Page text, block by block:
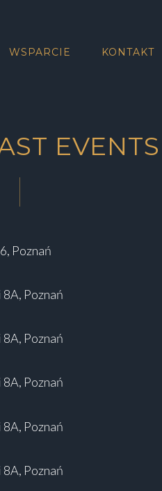
WSPARCIE KONTAKT
EVENTS
Poznań
Poznań
Poznań
Poznań
Poznań
Poznań